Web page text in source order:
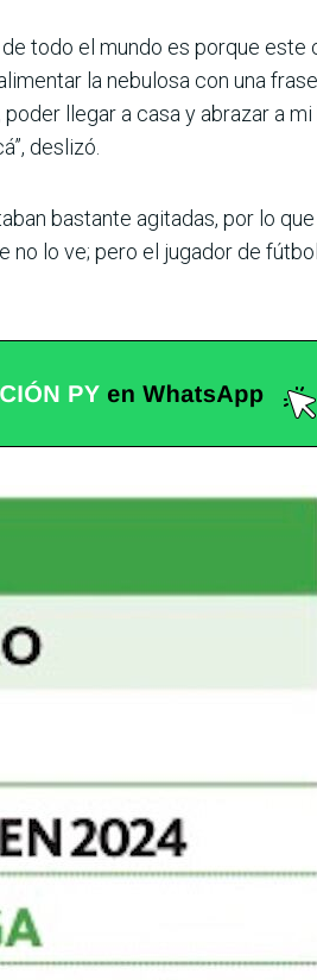
todo el mundo es porque este
la nebulosa con una
llegar a casa y abrazar a
deslizó.
bastante agitadas, por lo
no lo ve; pero el jugador de